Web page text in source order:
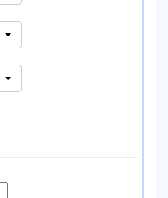
Notlarının/Yaz Öğretimi
Akademik Takvimi
gün kaldı)
Kabul Sınavları
Konservatuvar Programları